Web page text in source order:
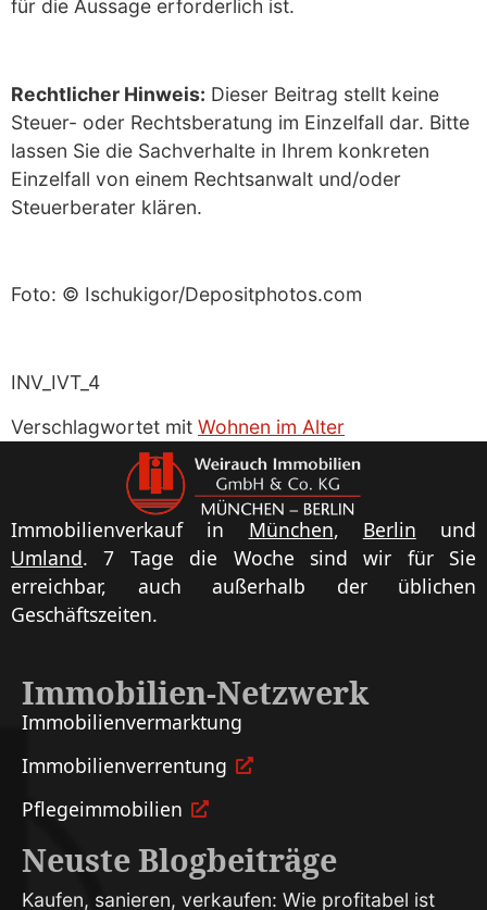
für die Aussage erforderlich ist.
Rechtlicher Hinweis: Dieser Beitrag stellt keine
Steuer- oder Rechtsberatung im Einzelfall dar. Bitte
lassen Sie die Sachverhalte in Ihrem konkreten
Einzelfall von einem Rechtsanwalt und/oder
Steuerberater klären.
Foto: © Ischukigor/Depositphotos.com
INV_IVT_4
Verschlagwortet mit Wohnen im Alter
Immobilienverkauf in München, Berlin und
Umland. 7 Tage die Woche sind wir für Sie
erreichbar, auch außerhalb der üblichen
Geschäftszeiten.
Immobilien-Netzwerk
Immobilien­vermarktung
Immobilien­verrentung
Pflege­immobilien
Neuste Blogbeiträge
Kaufen, sanieren, verkaufen: Wie profitabel ist